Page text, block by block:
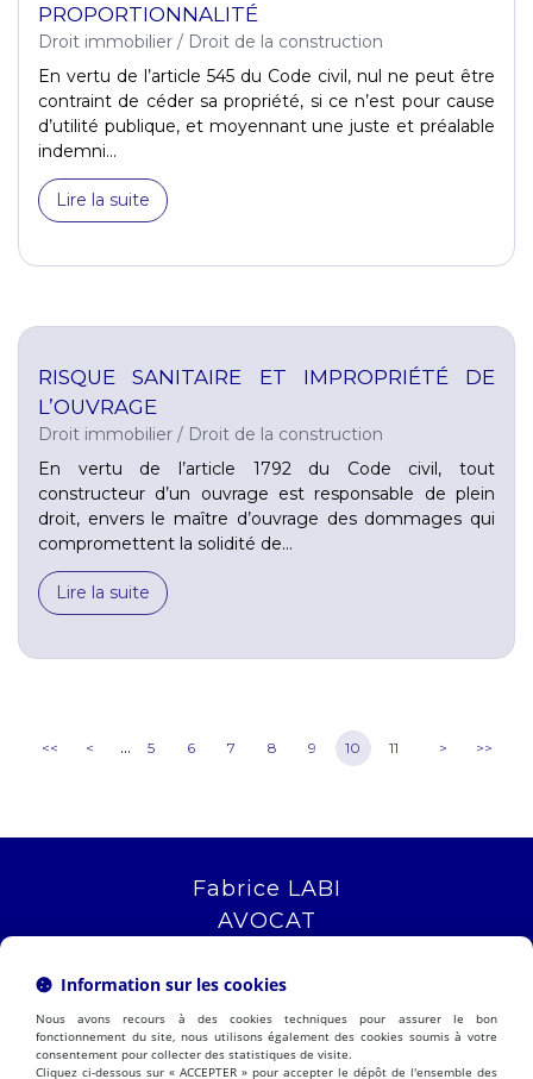
PROPORTIONNALITÉ
Droit immobilier / Droit de la construction
En vertu de l’article 545 du Code civil, nul ne peut être
contraint de céder sa propriété, si ce n’est pour cause
d’utilité publique, et moyennant une juste et préalable
indemni...
Lire la suite
RISQUE SANITAIRE ET IMPROPRIÉTÉ DE
L’OUVRAGE
Droit immobilier / Droit de la construction
En vertu de l’article 1792 du Code civil, tout
constructeur d’un ouvrage est responsable de plein
droit, envers le maître d’ouvrage des dommages qui
compromettent la solidité de...
Lire la suite
<< < ... 5 6 7 8 9 10 11 > >>
Fabrice LABI
AVOCAT
13006 MARSEILLE
NOUS LOCALISER
Information sur les cookies
Nous avons recours à des cookies techniques pour assurer le bon
fonctionnement du site, nous utilisons également des cookies soumis à votre
consentement pour collecter des statistiques de visite.
Cliquez ci-dessous sur « ACCEPTER » pour accepter le dépôt de l'ensemble des